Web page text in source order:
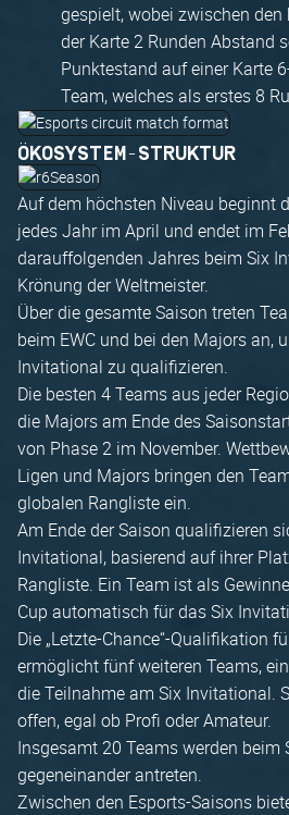
gespielt, wobei zwischen
der Karte 2 Runden Abstand
Punktestand auf einer Karte
Team, welches als erstes 8
ÖKOSYSTEM-STRUKTUR
Auf dem höchsten Niveau beginnt
jedes Jahr im April und endet im
darauffolgenden Jahres beim Six
Krönung der Weltmeister.
Über die gesamte Saison treten
beim EWC und bei den Majors an,
Invitational zu qualifizieren.
Die besten 4 Teams aus jeder
die Majors am Ende des
von Phase 2 im November.
Ligen und Majors bringen den
globalen Rangliste ein.
Am Ende der Saison qualifizieren
Invitational, basierend auf ihrer
Rangliste. Ein Team ist als
Cup automatisch für das Six
Die „Letzte-Chance“-Qualifikation
ermöglicht fünf weiteren Teams,
die Teilnahme am Six Invitational.
offen, egal ob Profi oder Amateur.
Insgesamt 20 Teams werden beim
gegeneinander antreten.
Zwischen den Esports-Saisons